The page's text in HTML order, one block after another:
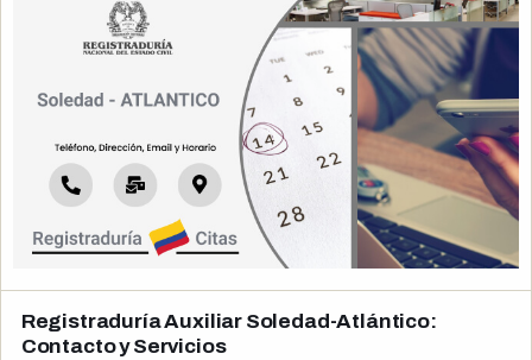
Registraduría Auxiliar Soledad-Atlántico:
Contacto y Servicios